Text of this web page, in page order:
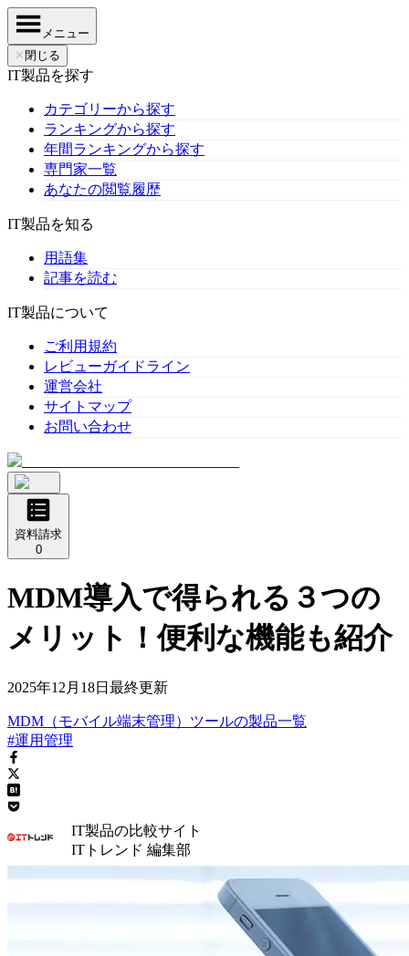
メニュー
✕ 閉じる
IT製品を探す
カテゴリーから探す
ランキングから探す
年間ランキングから探す
専門家一覧
あなたの閲覧履歴
IT製品を知る
用語集
記事を読む
IT製品について
ご利用規約
レビューガイドライン
運営会社
サイトマップ
お問い合わせ
資料請求
0
MDM導入で得られる３つの
メリット！便利な機能も紹介
2025年12月18日 最終更新
MDM（モバイル端末管理）ツールの製品一覧
#運用管理
IT製品の比較サイト
ITトレンド 編集部